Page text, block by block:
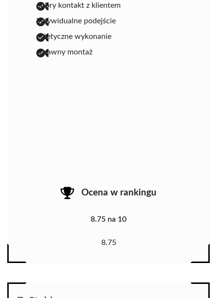
dobry kontakt z klientem
indywidualne podejście
estetyczne wykonanie
sprawny montaż
Ocena w rankingu
8.75 na 10
8.75